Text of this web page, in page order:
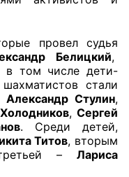
провел судья
Белицкий,
в том числе дети-
стали
Александр Стулин,
,Сергей
. Среди детей,
Титов, вторым
–Лариса